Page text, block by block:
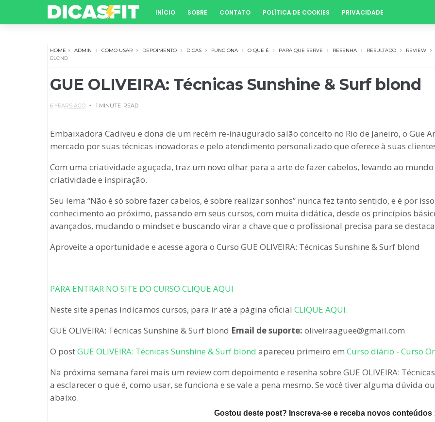
INÍCIO SOBRE CONTATO POLÍTICA DE COOKIES PRIVACIDADE
HOME ADMIN COMO USAR DEPOIMENTO DICAS FUNCIONA O QUE É PARA QUE SERVE RESENHA RESULTADO REVIEW
BLOND
GUE OLIVEIRA: Técnicas Sunshine & Surf blond
6 YEARS AGO 1 MINUTE READ
Embaixadora Cadiveu e dona de um recém re-inaugurado salão conceito no Rio de Janeiro, o Gue
mercado por suas técnicas inovadoras e pelo atendimento personalizado que oferece à suas
Com uma criatividade aguçada, traz um novo olhar para a arte de fazer cabelos, levando ao
criatividade e inspiração.
Seu lema “Não é só sobre fazer cabelos, é sobre realizar sonhos” nunca fez tanto sentido, e é por
conhecimento ao próximo, passando em seus cursos, com muita didática, desde os princípios
avançados, mudando o mindset e buscando virar a chave que o profissional precisa para se
Aproveite a oportunidade e acesse agora o Curso GUE OLIVEIRA: Técnicas Sunshine & Surf blond
PARA ENTRAR NO SITE DO CURSO CLIQUE AQUI
Neste site apenas indicamos cursos, para ir até a página oficial CLIQUE AQUI.
GUE OLIVEIRA: Técnicas Sunshine & Surf blond Email de suporte: oliveiraaguee@gmail.com
O postGUE OLIVEIRA: Técnicas Sunshine & Surf blond apareceu primeiro em Curso diário - Curso
Na próxima semana farei mais um review com depoimento e resenha sobre GUE OLIVEIRA:
a esclarecer o que é, como usar, se funciona e se vale a pena mesmo. Se você tiver alguma dúvida
abaixo.
Gostou deste post? Inscreva-se e receba novos conteúdos